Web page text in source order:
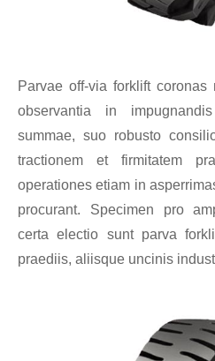
Parvae off-via forklift coronas
observantia in
summae, suo robusto
tractionem et firmitatem
operationes etiam in
procurant. Specimen pro
certa electio sunt parva
praediis, aliisque uncinis